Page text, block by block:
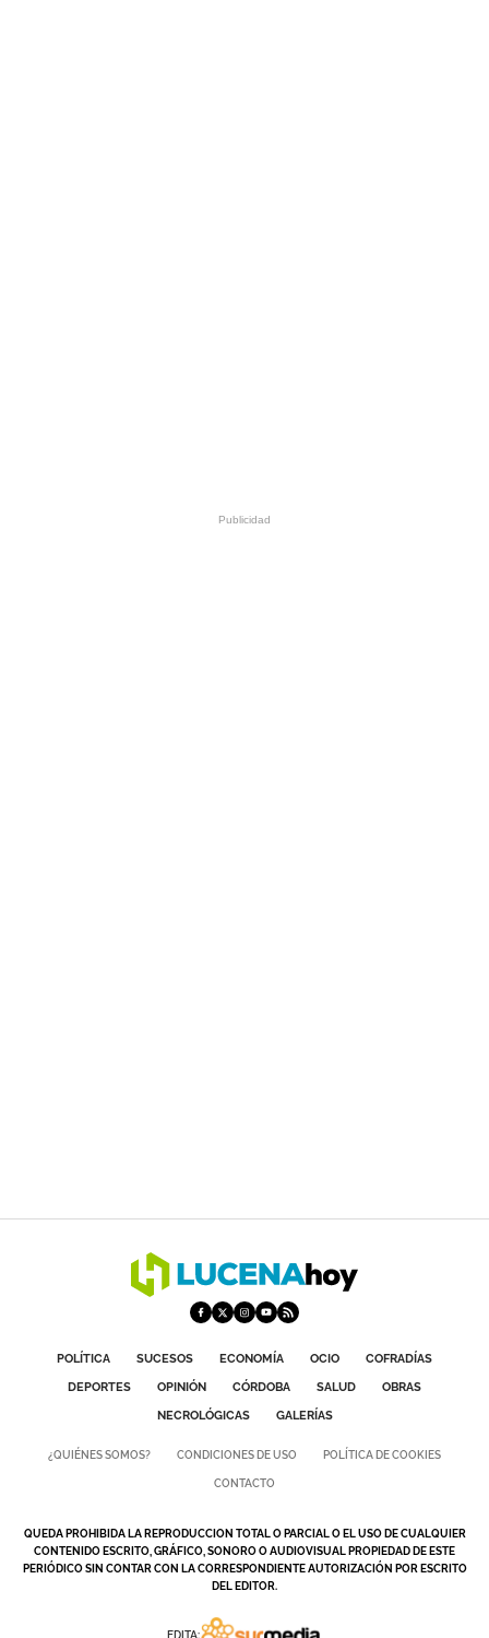
POLÍTICA SUCESOS ECONOMÍA OCIO
COFRADÍAS
DEPORTES
OPINIÓN CÓRDOBA SALUD
OBRAS
NECROLÓGICAS
GALERÍAS
¿QUIÉNES SOMOS? CONDICIONES DE USO POLÍTICA DE COOKIES
CONTACTO
QUEDA PROHIBIDA LA REPRODUCCION TOTAL O PARCIAL O EL USO DE CUALQUIER
CONTENIDO ESCRITO, GRÁFICO, SONORO O AUDIOVISUAL PROPIEDAD DE ESTE
PERIÓDICO SIN CONTAR CON LA CORRESPONDIENTE AUTORIZACIÓN POR ESCRITO
DEL EDITOR.
EDITA: